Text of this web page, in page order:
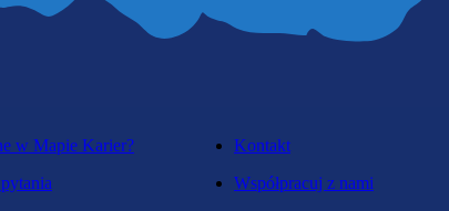
w Mapie Karier?
Kontakt
Współpracuj z nami